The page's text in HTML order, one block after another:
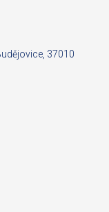
37010